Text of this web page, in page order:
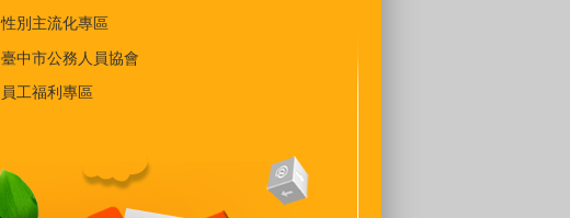
性別主流化專區
臺中市公務人員協會
員工福利專區